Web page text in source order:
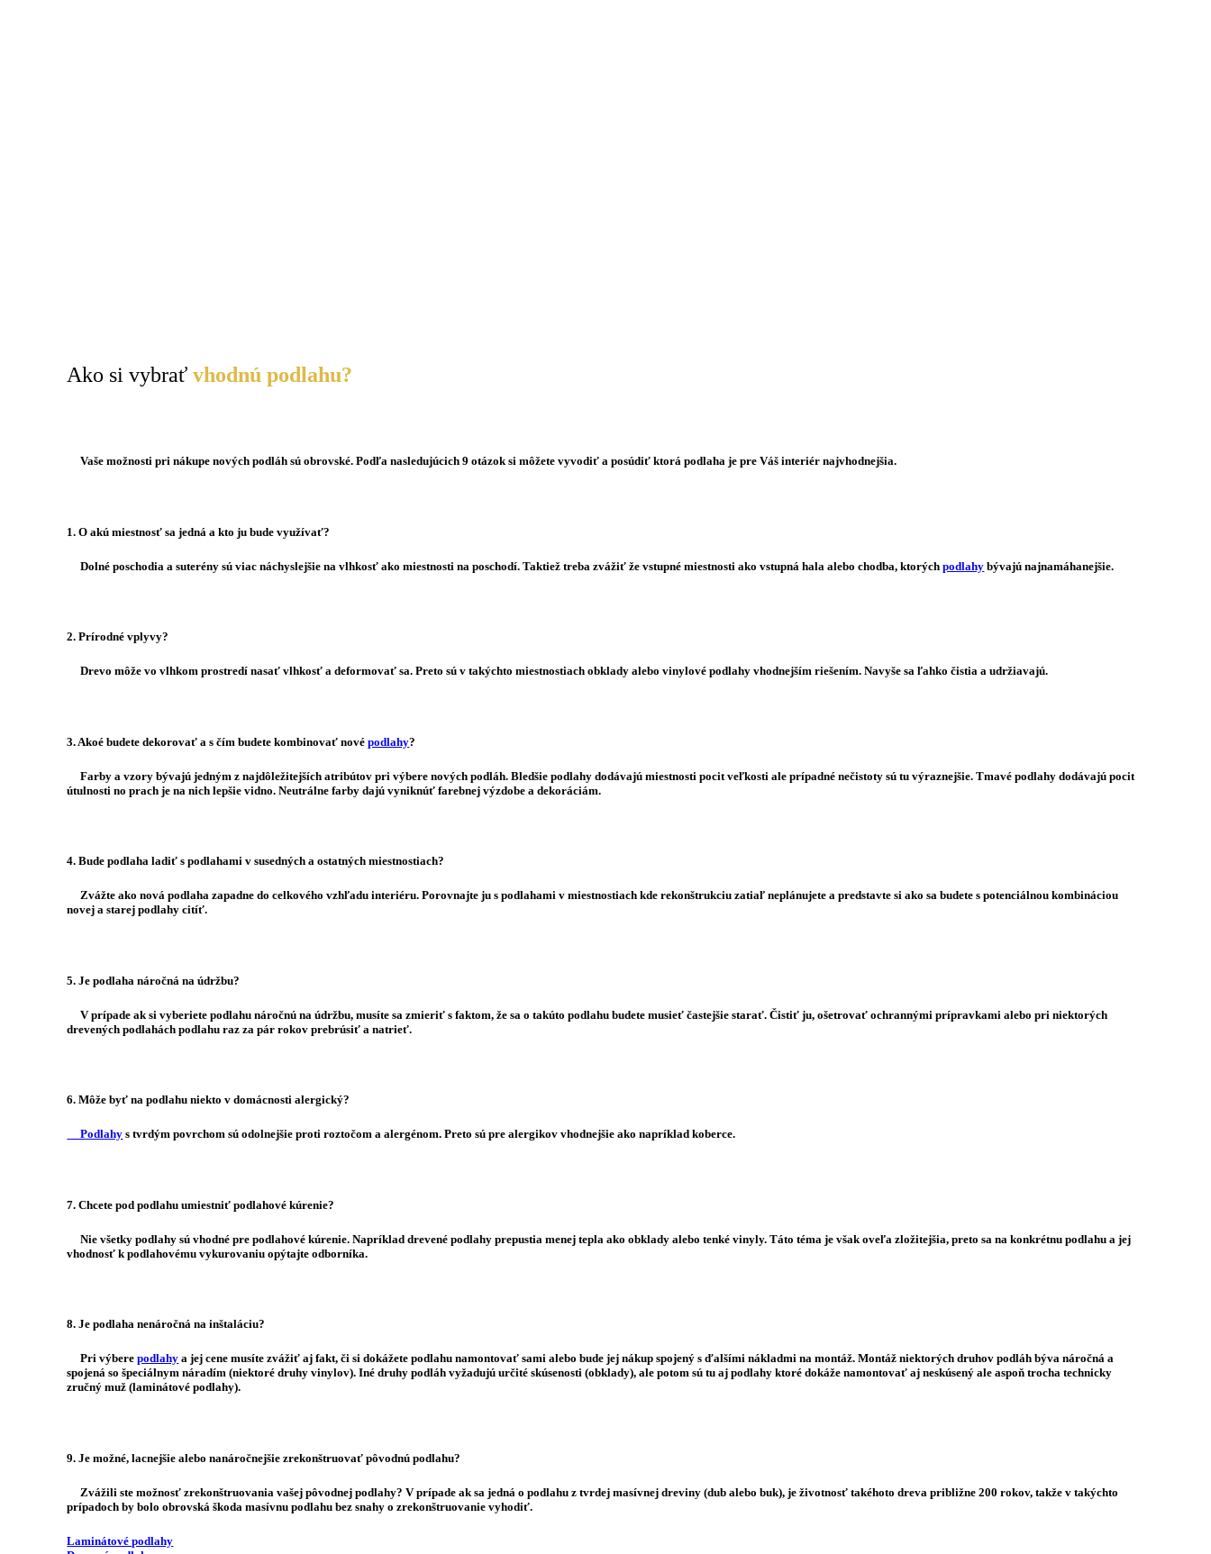
Ako si vybraťvhodnú podlahu?
Vaše možnosti pri nákupe nových podláh sú obrovské. Podľa nasledujúcich 9 otázok si môžete vyvodiť a posúdiť ktorá podlaha je pre Váš interiér najvhodnejšia.
1. O akú miestnosť sa jedná a kto ju bude využívať?
Dolné poschodia a suterény sú viac náchyslejšie na vlhkosť ako miestnosti na poschodí. Taktiež treba zvážiť že vstupné miestnosti ako vstupná hala alebo chodba, ktorýchpodlahy bývajú najnamáhanejšie.
2. Prírodné vplyvy?
Drevo môže vo vlhkom prostredí nasať vlhkosť a deformovať sa. Preto sú v takýchto miestnostiach obklady alebo vinylové podlahy vhodnejším riešením. Navyše sa ľahko čistia a udržiavajú.
3. Akoé budete dekorovať a s čím budete kombinovať novépodlahy?
Farby a vzory bývajú jedným z najdôležitejších atribútov pri výbere nových podláh. Bledšie podlahy dodávajú miestnosti pocit veľkosti ale prípadné nečistoty sú tu výraznejšie. Tmavé podlahy dodávajú pocit
útulnosti no prach je na nich lepšie vidno. Neutrálne farby dajú vyniknúť farebnej výzdobe a dekoráciám.
4. Bude podlaha ladiť s podlahami v susedných a ostatných miestnostiach?
Zvážte ako nová podlaha zapadne do celkového vzhľadu interiéru. Porovnajte ju s podlahami v miestnostiach kde rekonštrukciu zatiaľ neplánujete a predstavte si ako sa budete s potenciálnou kombináciou
novej a starej podlahy citíť.
5. Je podlaha náročná na údržbu?
V prípade ak si vyberiete podlahu náročnú na údržbu, musíte sa zmieriť s faktom, že sa o takúto podlahu budete musieť častejšie starať. Čistiť ju, ošetrovať ochrannými prípravkami alebo pri niektorých
drevených podlahách podlahu raz za pár rokov prebrúsiť a natrieť.
6. Môže byť na podlahu niekto v domácnosti alergický?
Podlahy s tvrdým povrchom sú odolnejšie proti roztočom a alergénom. Preto sú pre alergikov vhodnejšie ako napríklad koberce.
7. Chcete pod podlahu umiestniť podlahové kúrenie?
Nie všetky podlahy sú vhodné pre podlahové kúrenie. Napríklad drevené podlahy prepustia menej tepla ako obklady alebo tenké vinyly. Táto téma je však oveľa zložitejšia, preto sa na konkrétnu podlahu a jej
vhodnosť k podlahovému vykurovaniu opýtajte odborníka.
8. Je podlaha nenáročná na inštaláciu?
Pri výberepodlahy a jej cene musíte zvážiť aj fakt, či si dokážete podlahu namontovať sami alebo bude jej nákup spojený s ďalšími nákladmi na montáž. Montáž niektorých druhov podláh býva náročná a
spojená so špeciálnym náradím (niektoré druhy vinylov). Iné druhy podláh vyžadujú určité skúsenosti (obklady), ale potom sú tu aj podlahy ktoré dokáže namontovať aj neskúsený ale aspoň trocha technicky
zručný muž (laminátové podlahy).
9. Je možné, lacnejšie alebo nanáročnejšie zrekonštruovať pôvodnú podlahu?
Zvážili ste možnosť zrekonštruovania vašej pôvodnej podlahy? V prípade ak sa jedná o podlahu z tvrdej masívnej dreviny (dub alebo buk), je životnosť takéhoto dreva približne 200 rokov, takže v takýchto
prípadoch by bolo obrovská škoda masívnu podlahu bez snahy o zrekonštruovanie vyhodiť.
Laminátové podlahy